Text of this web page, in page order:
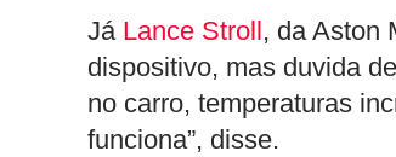
Já Lance Stroll, da Aston
dispositivo, mas duvida
no carro, temperaturas
funciona”, disse.